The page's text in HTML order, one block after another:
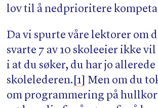
lov til å nedprioritere
Da vi spurte våre lektorer om
svarte 7 av 10 skoleeier ikke
i at du søker, du har jo
skolelederen. [1]
Men om du
om programmering på